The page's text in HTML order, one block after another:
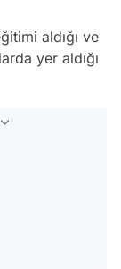
aldığı ve
yer aldığı